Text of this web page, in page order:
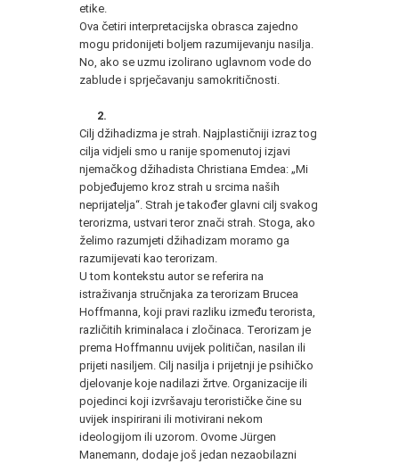
etike.
Ova četiri interpretacijska obrasca zajedno
mogu pridonijeti boljem razumijevanju nasilja.
No, ako se uzmu izolirano uglavnom vode do
zablude i sprječavanju samokritičnosti.
2.
Cilj džihadizma je strah. Najplastičniji izraz tog
cilja vidjeli smo u ranije spomenutoj izjavi
njemačkog džihadista Christiana Emdea: „Mi
pobjeđujemo kroz strah u srcima naših
neprijatelja“. Strah je također glavni cilj svakog
terorizma, ustvari teror znači strah. Stoga, ako
želimo razumjeti džihadizam moramo ga
razumijevati kao terorizam.
U tom kontekstu autor se referira na
istraživanja stručnjaka za terorizam Brucea
Hoffmanna, koji pravi razliku između terorista,
različitih kriminalaca i zločinaca. Terorizam je
prema Hoffmannu uvijek političan, nasilan ili
prijeti nasiljem. Cilj nasilja i prijetnji je psihičko
djelovanje koje nadilazi žrtve. Organizacije ili
pojedinci koji izvršavaju terorističke čine su
uvijek inspirirani ili motivirani nekom
ideologijom ili uzorom. Ovome Jürgen
Manemann, dodaje još jedan nezaobilazni